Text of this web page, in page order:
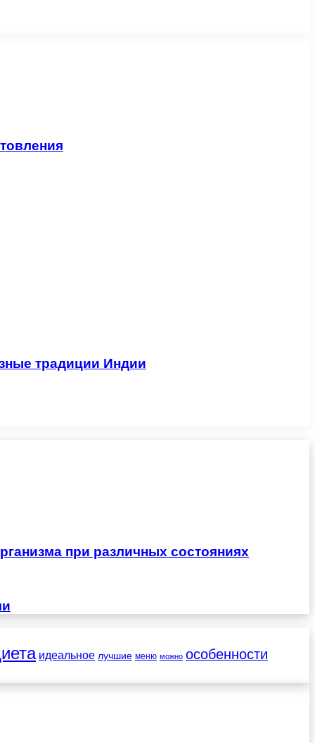
традиции Индии
при различных состояниях
идеальное лучшие меню можно особенности